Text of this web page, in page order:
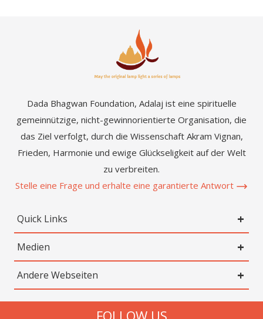
Dada Bhagwan Foundation, Adalaj ist eine spirituelle
gemeinnützige, nicht-gewinnorientierte Organisation, die
das Ziel verfolgt, durch die Wissenschaft Akram Vignan,
Frieden, Harmonie und ewige Glückseligkeit auf der Welt
zu verbreiten.
Stelle eine Frage und erhalte eine garantierte Antwort
Quick Links
Medien
Andere Webseiten
FOLLOW US